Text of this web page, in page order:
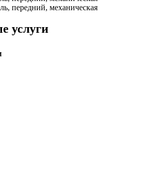
передний, механическая
услуги